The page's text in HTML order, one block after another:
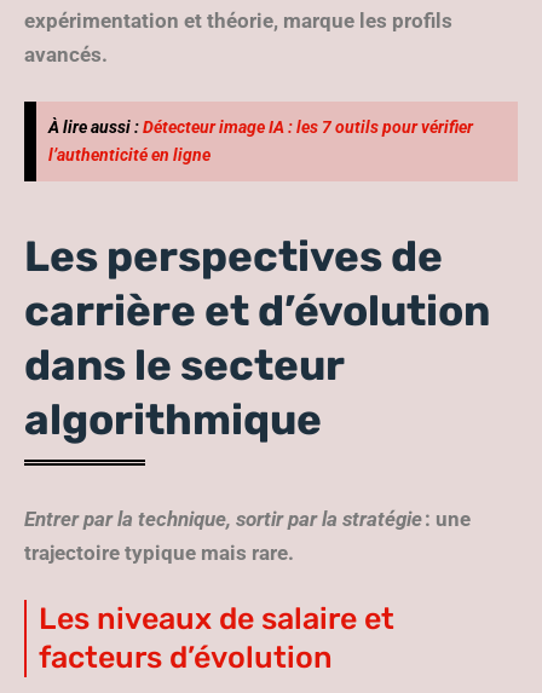
expérimentation et théorie, marque les profils
avancés.
À lire aussi :Détecteur image IA : les 7 outils pour vérifier
l’authenticité en ligne
Les perspectives de
carrière et d’évolution
dans le secteur
algorithmique
Entrer par la technique, sortir par la stratégie: une
trajectoire typique mais rare.
Les niveaux de salaire et
facteurs d’évolution